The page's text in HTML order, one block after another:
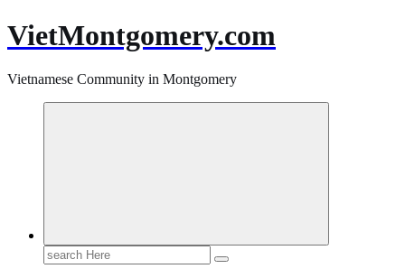
VietMontgomery.com
Vietnamese Community in Montgomery
Search
for: